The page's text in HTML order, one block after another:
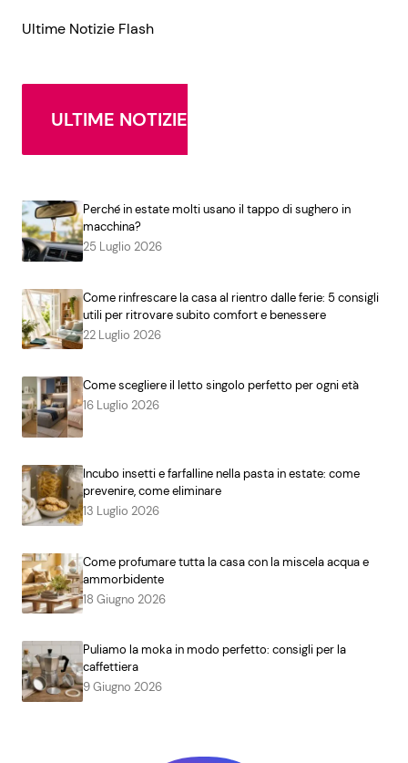
Ultime Notizie Flash
ULTIME NOTIZIE
Perché in estate molti usano il tappo di sughero in
macchina?
25 Luglio 2026
Come rinfrescare la casa al rientro dalle ferie: 5 consigli
utili per ritrovare subito comfort e benessere
22 Luglio 2026
Come scegliere il letto singolo perfetto per ogni età
16 Luglio 2026
Incubo insetti e farfalline nella pasta in estate: come
prevenire, come eliminare
13 Luglio 2026
Come profumare tutta la casa con la miscela acqua e
ammorbidente
18 Giugno 2026
Puliamo la moka in modo perfetto: consigli per la
caffettiera
9 Giugno 2026